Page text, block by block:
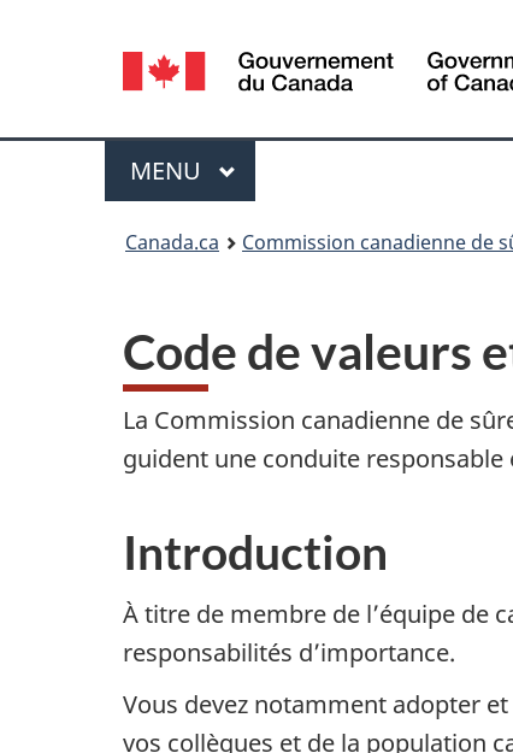
Sélection
de
la
langue
Menu
MENU PRINCIPAL
Canada.ca Commission canadienne de
Code de valeurs
La Commission canadienne de
guident une conduite
Introduction
À titre de membre de l’équipe de
responsabilités d’importance.
Vous devez notamment adopter
vos collègues et de la population